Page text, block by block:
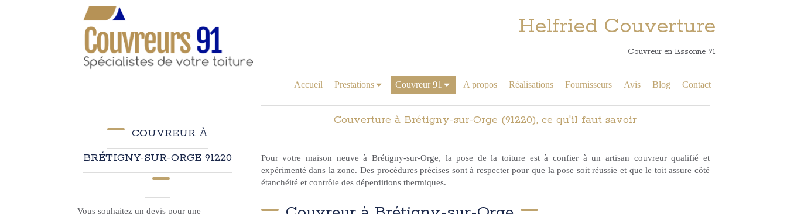
Helfried Couverture
Couvreur en Essonne 91
Accueil Prestations Couvreur 91 A propos Réalisations Fournisseurs Avis Blog Contact
Couverture à Brétigny-sur-Orge (91220), ce qu'il faut savoir
Pour votre maison neuve à Brétigny-sur-Orge, la pose de la toiture est à confier à un artisan couvreur qualifié et
expérimenté dans la zone. Des procédures précises sont à respecter pour que la pose soit réussie et que le toit assure côté
étanchéité et contrôle des déperditions thermiques.
COUVREUR À
BRÉTIGNY-SUR-ORGE 91220
Vous souhaitez un devis pour une